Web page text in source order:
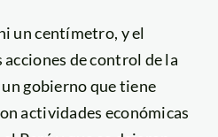
un centímetro, y el
acciones de control de la
gobierno que tiene
actividades económicas